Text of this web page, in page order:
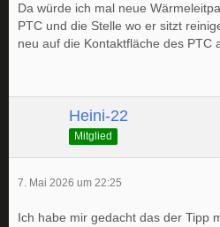
Da würde ich mal neue
PTC und die Stelle wo er sitzt
neu auf die Kontaktfläche des PTC
Heini-22
Mitglied
7. Mai 2026 um 22:25
Ich habe mir gedacht das der Tipp